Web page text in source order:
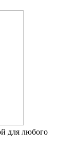
для любого